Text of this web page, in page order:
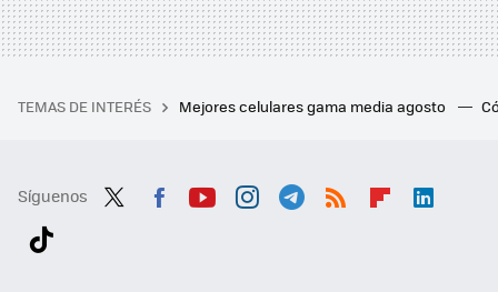
TEMAS DE INTERÉS Mejores celulares gama media agosto
Síguenos